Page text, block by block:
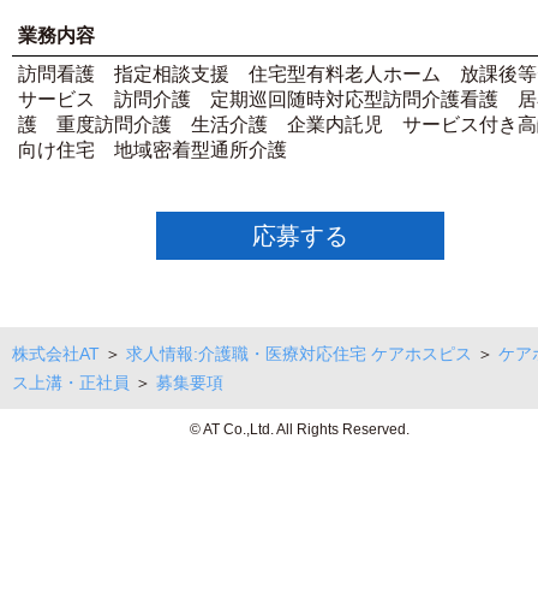
業務内容
訪問看護 指定相談支援 住宅型有料老人ホーム 放課後等
サービス 訪問介護 定期巡回随時対応型訪問介護看護 居
護 重度訪問介護 生活介護 企業内託児 サービス付き高
向け住宅 地域密着型通所介護
応募する
株式会社AT ＞ 求人情報:介護職・医療対応住宅 ケアホスピス ＞ ケア
ス上溝・正社員 ＞ 募集要項
© AT Co.,Ltd. All Rights Reserved.